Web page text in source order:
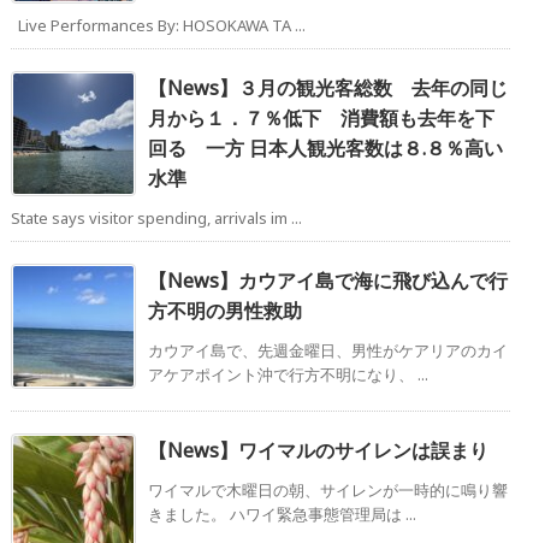
Live Performances By: HOSOKAWA TA ...
【News】３月の観光客総数 去年の同じ
月から１．７％低下 消費額も去年を下
回る 一方 日本人観光客数は８.８％高い
水準
State says visitor spending, arrivals im ...
【News】カウアイ島で海に飛び込んで行
方不明の男性救助
カウアイ島で、先週金曜日、男性がケアリアのカイ
アケアポイント沖で行方不明になり、 ...
【News】ワイマルのサイレンは誤まり
ワイマルで木曜日の朝、サイレンが一時的に鳴り響
きました。 ハワイ緊急事態管理局は ...